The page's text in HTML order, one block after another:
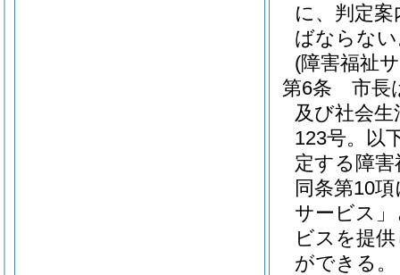
に、判定案
ばならな
(障害福祉
第6条
市長
及び社会
123号。以
定する障
同条第10
サービス
ビスを提
ができる。